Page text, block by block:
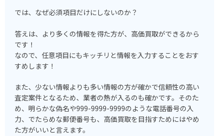
では、なぜ必須項目だけにしないのか？
答えは、より多くの情報を得た方が、高価買取ができるから
です！
なので、任意項目にもキッチリと情報を入力することをおす
すめします！
また、少ない情報よりも多い情報の方が確かで信頼性の高い
査定案件となるため、業者の熱が入るのも確かです。そのた
め、明らかな偽名や999-9999-9999のような電話番号の入
力、でたらめな郵便番号も、高価買取を目指すためにはやめ
た方がいいと言えます。